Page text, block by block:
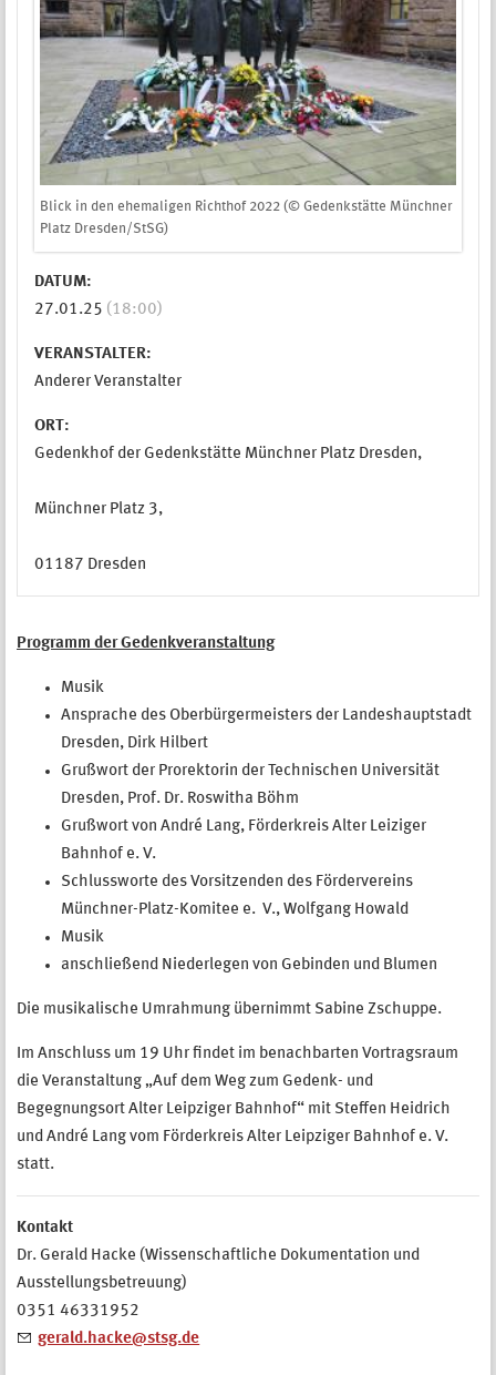
Blick in den ehemaligen Richthof 2022 (© Gedenkstätte Münchner
Platz Dresden/StSG)
DATUM:
27.01.25 (18:00)
VERANSTALTER:
Anderer Veranstalter
ORT:
Gedenkhof der Gedenkstätte Münchner Platz Dresden,
Münchner Platz 3,
01187 Dresden
Programm der Gedenkveranstaltung
Musik
Ansprache des Oberbürgermeisters der Landeshauptstadt
Dresden, Dirk Hilbert
Grußwort der Prorektorin der Technischen Universität
Dresden, Prof. Dr. Roswitha Böhm
Grußwort von André Lang, Förderkreis Alter Leiziger
Bahnhof e. V.
Schlussworte des Vorsitzenden des Fördervereins
Münchner-Platz-Komitee e. V., Wolfgang Howald
Musik
anschließend Niederlegen von Gebinden und Blumen
Die musikalische Umrahmung übernimmt Sabine Zschuppe.
Im Anschluss um 19 Uhr findet im benachbarten Vortragsraum
die Veranstaltung „Auf dem Weg zum Gedenk- und
Begegnungsort Alter Leipziger Bahnhof“ mit Steffen Heidrich
und André Lang vom Förderkreis Alter Leipziger Bahnhof e. V.
statt.
Kontakt
Dr. Gerald Hacke (Wissenschaftliche Dokumentation und
Ausstellungsbetreuung)
0351 46331952
gerald.hacke@stsg.de